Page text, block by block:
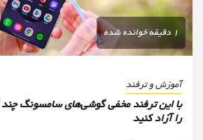
1 دقیقه خوانده شده
آموزش و ترفند
با این ترفند مخفی گوشی‌های سامسونگ چند
را آزاد کنید